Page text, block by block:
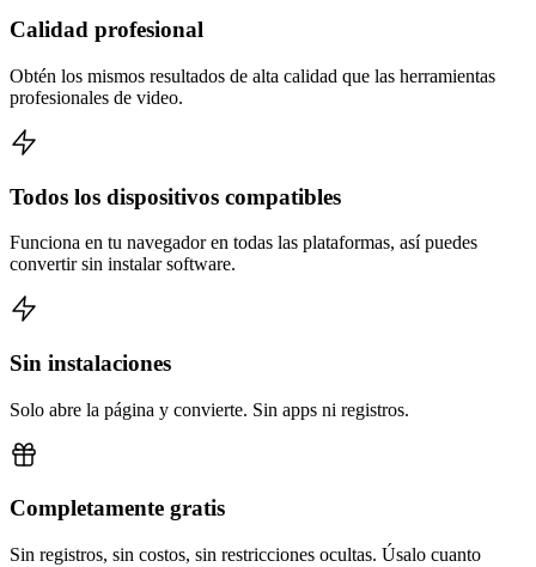
Calidad profesional
Obtén los mismos resultados de alta calidad que las herramientas
profesionales de video.
Todos los dispositivos compatibles
Funciona en tu navegador en todas las plataformas, así puedes
convertir sin instalar software.
Sin instalaciones
Solo abre la página y convierte. Sin apps ni registros.
Completamente gratis
Sin registros, sin costos, sin restricciones ocultas. Úsalo cuanto